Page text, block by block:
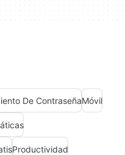
De ContraseñaMóvil
Productividad